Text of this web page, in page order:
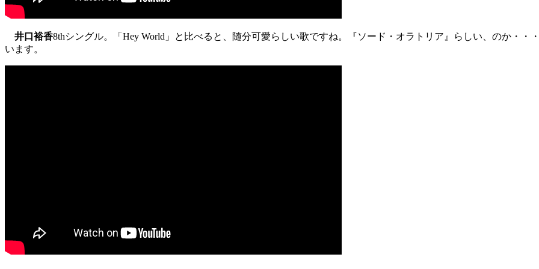
井口裕香8thシングル。「Hey World」と比べると、随分可愛らしい歌ですね。『ソード・オラトリア』らしい、のか・
います。